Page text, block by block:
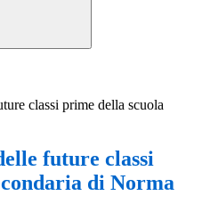
classi prime della scuola
future classi
di Norma